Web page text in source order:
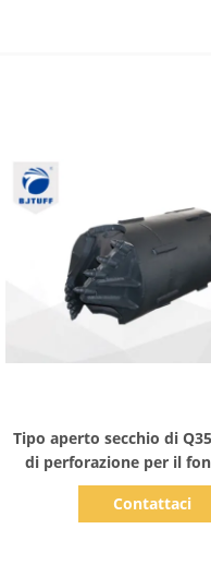
Tipo aperto secchio di
di perforazione per il
profondo
Contattaci